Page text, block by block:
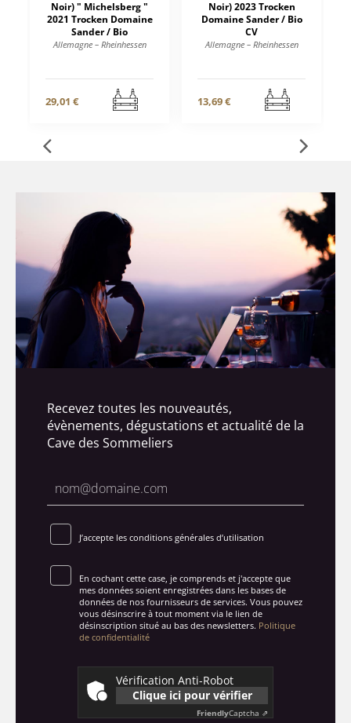
Noir) " Michelsberg "
2021 Trocken Domaine
Sander / Bio
Allemagne – Rheinhessen
29,01 €
Noir) 2023 Trocken
Domaine Sander / Bio
CV
Allemagne – Rheinhessen
13,69 €
Recevez toutes les nouveautés,
évènements, dégustations et actualité de la
Cave des Sommeliers
J’accepte les conditions générales d’utilisation
En cochant cette case, je comprends et j'accepte que
mes données soient enregistrées dans les bases de
données de nos fournisseurs de services. Vous pouvez
vous désinscrire à tout moment via le lien de
désinscription situé au bas des newsletters. Politique
de confidentialité
Vérification Anti-Robot
Clique ici pour vérifier
FriendlyCaptcha ⇗